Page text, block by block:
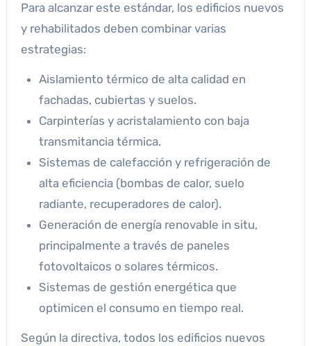
Para alcanzar este estándar, los edificios nuevos
y rehabilitados deben combinar varias
estrategias:
Aislamiento térmico de alta calidad en
fachadas, cubiertas y suelos.
Carpinterías y acristalamiento con baja
transmitancia térmica.
Sistemas de calefacción y refrigeración de
alta eficiencia (bombas de calor, suelo
radiante, recuperadores de calor).
Generación de energía renovable in situ,
principalmente a través de paneles
fotovoltaicos o solares térmicos.
Sistemas de gestión energética que
optimicen el consumo en tiempo real.
Según la directiva, todos los edificios nuevos